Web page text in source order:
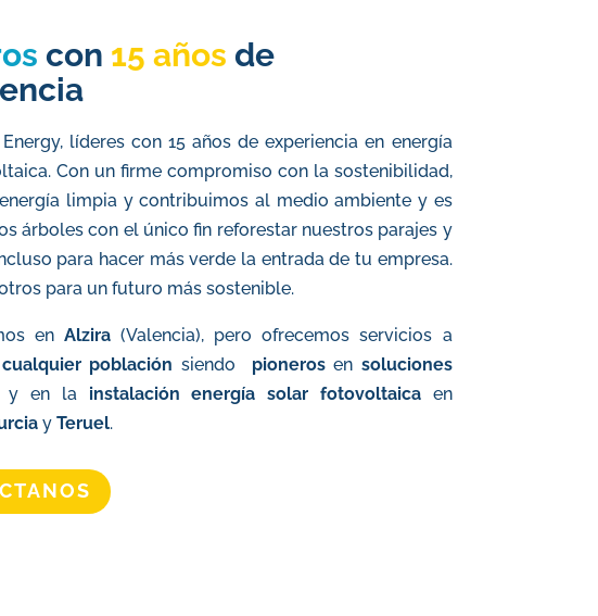
con 15 años de
Energy, líderes con 15 años de experiencia en energía
Con un firme compromiso con la sostenibilidad,
limpia y contribuimos al medio ambiente yes
árboles con el único fin reforestar nuestros parajes y
para hacer más verde la entrada de tu empresa.
para un futuro más sostenible.
en Alzira(Valencia), pero ofrecemos servicios a
cualquier población siendo pionerosen soluciones
en la instalación energía solar fotovoltaica en
y Teruel.